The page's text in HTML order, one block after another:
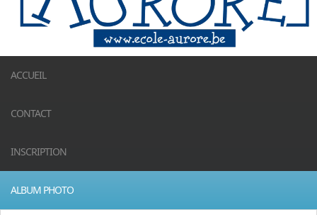
ACCUEIL
CONTACT
INSCRIPTION
ALBUM PHOTO